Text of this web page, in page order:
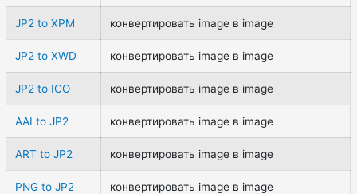
JP2 to XPM конвертировать image в image
JP2 to XWD конвертировать image в image
JP2 to ICO конвертировать image в image
AAI to JP2 конвертировать image в image
ART to JP2 конвертировать image в image
PNG to JP2 конвертировать image в image